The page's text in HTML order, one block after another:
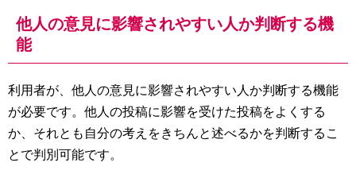
他人の意見に影響されやすい人か判断する機
能
利用者が、他人の意見に影響されやすい人か判断する機能
が必要です。他人の投稿に影響を受けた投稿をよくする
か、それとも自分の考えをきちんと述べるかを判断するこ
とで判別可能です。